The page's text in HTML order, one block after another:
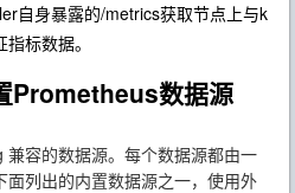
自身暴露的/metrics获取节点上与k
标数据。
Prometheus数据源
容的数据源。每个数据源都由一
列出的内置数据源之一，使用外